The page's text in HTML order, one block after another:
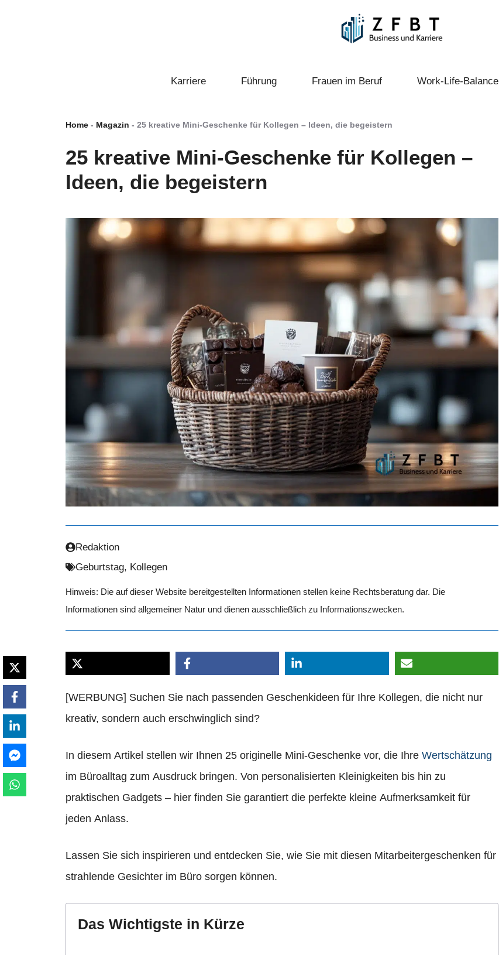
Karriere Führung Frauen im Beruf Work-Life-Balance
Home - Magazin - 25 kreative Mini-Geschenke für Kollegen – Ideen, die begeistern
25 kreative Mini-Geschenke für Kollegen –
Ideen, die begeistern
Redaktion
Geburtstag, Kollegen
Hinweis: Die auf dieser Website bereitgestellten Informationen stellen keine Rechtsberatung dar. Die
Informationen sind allgemeiner Natur und dienen ausschließlich zu Informationszwecken.
[WERBUNG] Suchen Sie nach passenden Geschenkideen für Ihre Kollegen, die nicht nur
kreativ, sondern auch erschwinglich sind?
In diesem Artikel stellen wir Ihnen 25 originelle Mini-Geschenke vor, die Ihre Wertschätzung
im Büroalltag zum Ausdruck bringen. Von personalisierten Kleinigkeiten bis hin zu
praktischen Gadgets – hier finden Sie garantiert die perfekte kleine Aufmerksamkeit für
jeden Anlass.
Lassen Sie sich inspirieren und entdecken Sie, wie Sie mit diesen Mitarbeitergeschenken für
strahlende Gesichter im Büro sorgen können.
Das Wichtigste in Kürze